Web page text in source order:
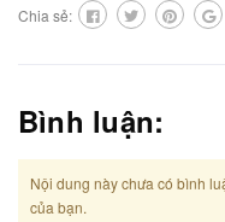
Chia sẻ:
Bình luận:
Nội dung này chưa có bình
của bạn.